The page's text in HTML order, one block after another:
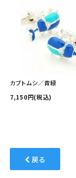
カブトムシ／青緑
7,150円(税込)
戻る